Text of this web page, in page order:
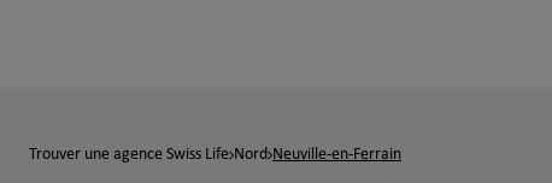
Trouver une agence Swiss Life Nord Neuville-en-Ferrain